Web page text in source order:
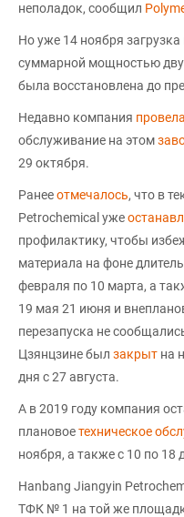
неполадок, сообщил
Но уже 14 ноября
суммарной мощностью
была восстановлена до
Недавно компания провела
обслуживание на этом
29 октября.
Ранееотмечалось, что в
Petrochemical уже
профилактику, чтобы
материала на фоне
февраля по 10 марта, а
19 мая 21 июня и
перезапуска не
Цзянцзине был закрыт на
дня с 27 августа.
А в 2019 году компания
плановоетехническое
ноября, а также с 10 по 18
Hanbang Jiangyin
ТФК № 1 на той же